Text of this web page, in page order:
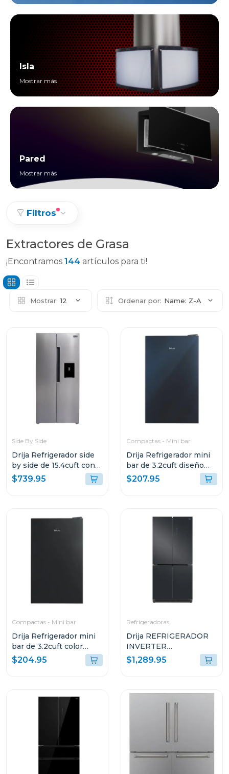
Isla
Mostrar más
Pared
Mostrar más
Filtros
Extractores de Grasa
¡Encontramos 144 artículos para ti!
Mostrar: 12 Ordenar por: Name: Z-A
Side By Side
Drija Refrigerador side
by side de 15.4cuft con
dispensador
$739.95
Compactas - Mini bar
Drija Refrigerador mini
bar de 3.2cuft diseño
espejo mirror 3
$207.95
Compactas - Mini bar
Drija Refrigerador mini
bar de 3.2cuft color
negro
$204.95
Refrigeradoras
Drija REFRIGERADOR
INVERTER
EMPOTRABLE DE
18.4P³ ULTRA FAST
$1,289.95